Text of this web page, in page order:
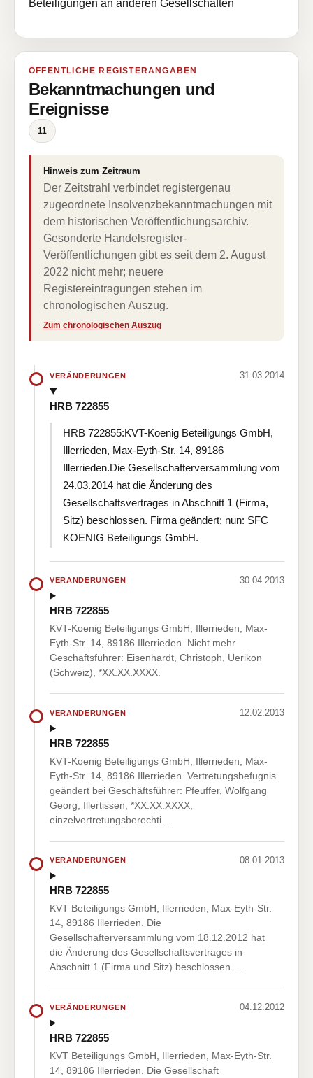
Beteiligungen an anderen Gesellschaften
ÖFFENTLICHE REGISTERANGABEN
Bekanntmachungen und
Ereignisse
11
Hinweis zum Zeitraum
Der Zeitstrahl verbindet registergenau
zugeordnete Insolvenzbekanntmachungen mit
dem historischen Veröffentlichungsarchiv.
Gesonderte Handelsregister-
Veröffentlichungen gibt es seit dem 2. August
2022 nicht mehr; neuere
Registereintragungen stehen im
chronologischen Auszug.
Zum chronologischen Auszug
VERÄNDERUNGEN 31.03.2014
HRB 722855
HRB 722855:KVT-Koenig Beteiligungs GmbH,
Illerrieden, Max-Eyth-Str. 14, 89186
Illerrieden.Die Gesellschafterversammlung vom
24.03.2014 hat die Änderung des
Gesellschaftsvertrages in Abschnitt 1 (Firma,
Sitz) beschlossen. Firma geändert; nun: SFC
KOENIG Beteiligungs GmbH.
VERÄNDERUNGEN 30.04.2013
HRB 722855
KVT-Koenig Beteiligungs GmbH, Illerrieden, Max-
Eyth-Str. 14, 89186 Illerrieden. Nicht mehr
Geschäftsführer: Eisenhardt, Christoph, Uerikon
(Schweiz), *XX.XX.XXXX.
VERÄNDERUNGEN 12.02.2013
HRB 722855
KVT-Koenig Beteiligungs GmbH, Illerrieden, Max-
Eyth-Str. 14, 89186 Illerrieden. Vertretungsbefugnis
geändert bei Geschäftsführer: Pfeuffer, Wolfgang
Georg, Illertissen, *XX.XX.XXXX,
einzelvertretungsberechti…
VERÄNDERUNGEN 08.01.2013
HRB 722855
KVT Beteiligungs GmbH, Illerrieden, Max-Eyth-Str.
14, 89186 Illerrieden. Die
Gesellschafterversammlung vom 18.12.2012 hat
die Änderung des Gesellschaftsvertrages in
Abschnitt 1 (Firma und Sitz) beschlossen. …
VERÄNDERUNGEN 04.12.2012
HRB 722855
KVT Beteiligungs GmbH, Illerrieden, Max-Eyth-Str.
14, 89186 Illerrieden. Die Gesellschaft